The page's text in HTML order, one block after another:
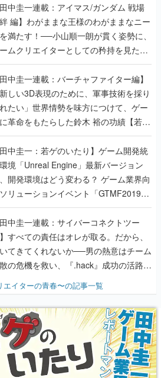
田中圭一連載：アイマス/ガンダム 戦場
編】わがままな王様のわがままなニー
満たす！──小山順一朗が貫く姿勢に、
ムクリエイターとしての矜持を見た
ゲのいたり最終回】
田中圭一連載：バーチャファイター編】
新しい3D表現のために、軍事技術を採り
たい」世界情勢を味方につけて、ゲー
革命をもたらした鈴木 裕の功績【若ゲ
たり】
田中圭一：若ゲのいたり】ゲーム開発統
境「Unreal Engine」最新バージョン
開発環境はどう変わる？ ゲーム業界向
リューションイベント「GTMF2019」
って、より理解を深めよう【PR】
田中圭一連載：サイバーコネクトツー
すべての責任はオレが取る。だから、
てきてくれないか──男の熱意はチーム
の危機を救い、『.hack』成功の活路を
年ジャンプ』色だった【若ゲのいた
エイターの青春〜の記事一覧